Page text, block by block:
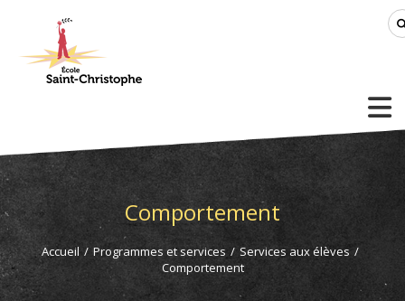
Comportement
Accueil / Programmes et services / Services aux élèves /
Comportement